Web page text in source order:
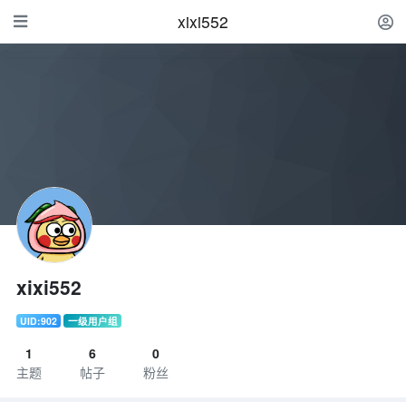
xixi552
xixi552
UID:902 一级用户组
1
主题
6
帖子
0
粉丝